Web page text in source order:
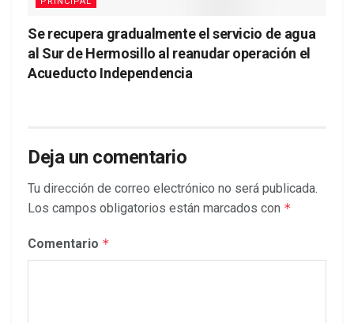
Se recupera gradualmente el servicio de agua
al Sur de Hermosillo al reanudar operación el
Acueducto Independencia
Deja un comentario
Tu dirección de correo electrónico no será publicada.
Los campos obligatorios están marcados con *
Comentario *